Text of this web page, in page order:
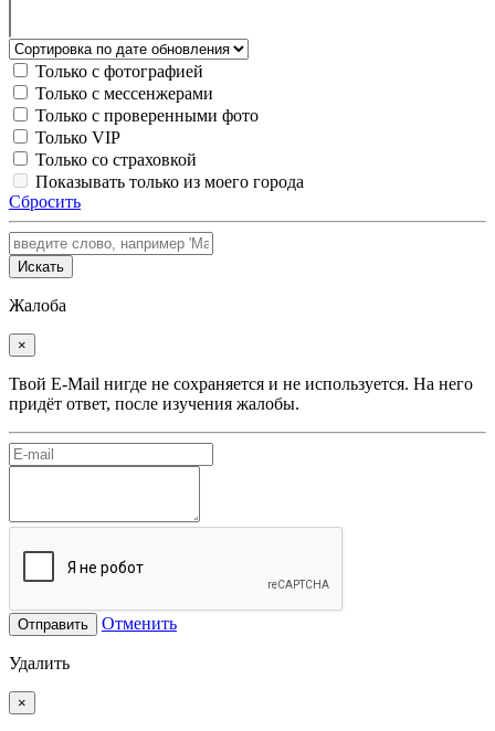
Только с фотографией
Только с мессенжерами
Только с проверенными фото
Только VIP
Только со страховкой
Показывать только из моего города
Сбросить
Искать
Жалоба
×
Твой E-Mail нигде не сохраняется и не используется. На него
придёт ответ, после изучения жалобы.
Отправить Отменить
Удалить
×